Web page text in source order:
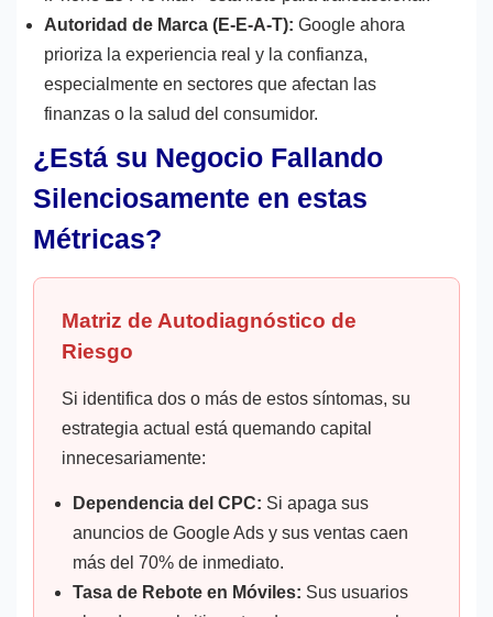
Autoridad de Marca (E-E-A-T): Google ahora
prioriza la experiencia real y la confianza,
especialmente en sectores que afectan las
finanzas o la salud del consumidor.
¿Está su Negocio Fallando
Silenciosamente en estas
Métricas?
Matriz de Autodiagnóstico de
Riesgo
Si identifica dos o más de estos síntomas, su
estrategia actual está quemando capital
innecesariamente:
Dependencia del CPC: Si apaga sus
anuncios de Google Ads y sus ventas caen
más del 70% de inmediato.
Tasa de Rebote en Móviles: Sus usuarios